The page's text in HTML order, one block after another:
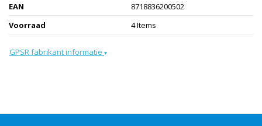
EAN
8718836200502
Voorraad
4 Items
GPSR fabrikant informatie ▾